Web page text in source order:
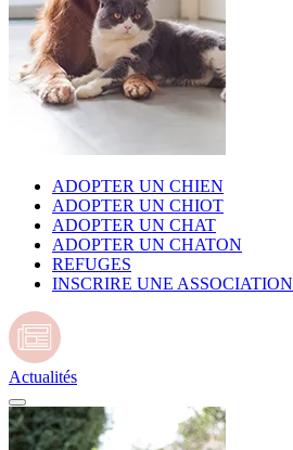
ADOPTER UN CHIEN
ADOPTER UN CHIOT
ADOPTER UN CHAT
ADOPTER UN CHATON
REFUGES
INSCRIRE UNE ASSOCIATION
Actualités